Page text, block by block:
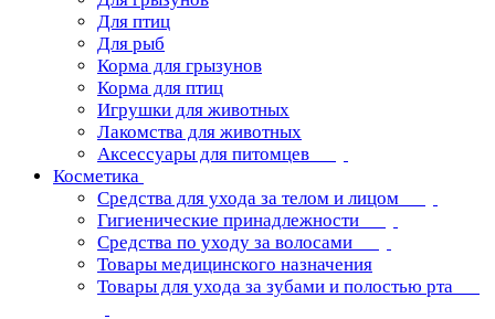
Для птиц
Для рыб
Корма для грызунов
Корма для птиц
Игрушки для животных
Лакомства для животных
Аксессуары для питомцев
Косметика
Средства для ухода за телом и лицом
Гигиенические принадлежности
Средства по уходу за волосами
Товары медицинского назначения
Товары для ухода за зубами и полостью рта